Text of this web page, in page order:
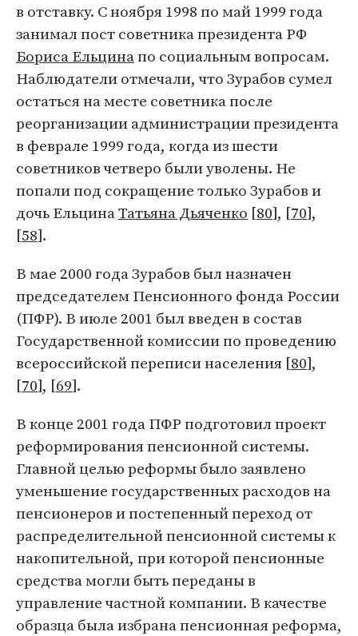
в отставку. С ноября 1998 по май 1999 года
занимал пост советника президента РФ
Бориса Ельцинапо социальным вопросам.
Наблюдатели отмечали, что Зурабов сумел
остаться на месте советника после
реорганизации администрации президента
в феврале 1999 года, когда из шести
советников четверо были уволены. Не
попали под сокращение только Зурабов и
дочь ЕльцинаТатьяна Дьяченко [80], [70],
[58].
В мае 2000 года Зурабов был назначен
председателем Пенсионного фонда России
(ПФР). В июле 2001 был введен в состав
Государственной комиссии по проведению
всероссийской переписи населения [80],
[70], [69].
В конце 2001 года ПФР подготовил проект
реформирования пенсионной системы.
Главной целью реформы было заявлено
уменьшение государственных расходов на
пенсионеров и постепенный переход от
распределительной пенсионной системы к
накопительной, при которой пенсионные
средства могли быть переданы в
управление частной компании. В качестве
образца была избрана пенсионная реформа,